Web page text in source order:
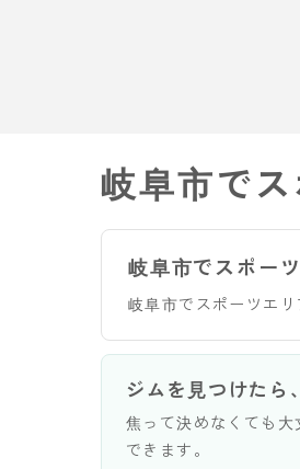
岐阜市で
岐阜市でスポー
岐阜市でスポーツエ
ジムを見つけたら
焦って決めなくても
できます。